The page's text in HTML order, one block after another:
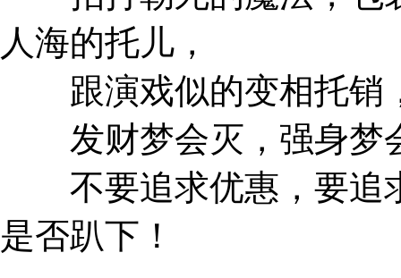
人海的托儿，
跟演戏似的变相托销
发财梦会灭，强身梦
不要追求优惠，要追
是否趴下！